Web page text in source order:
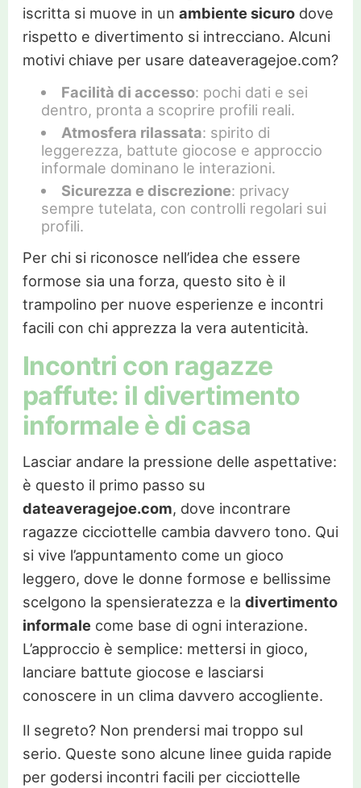
iscritta si muove in un ambiente sicurodove
rispetto e divertimento si intrecciano. Alcuni
motivi chiave per usare dateaveragejoe.com?
Facilità di accesso: pochi dati e sei
dentro, pronta a scoprire profili reali.
Atmosfera rilassata: spirito di
leggerezza, battute giocose e approccio
informale dominano le interazioni.
Sicurezza e discrezione: privacy
sempre tutelata, con controlli regolari sui
profili.
Per chi si riconosce nell’idea che essere
formose sia una forza, questo sito è il
trampolino per nuove esperienze e incontri
facili con chi apprezza la vera autenticità.
Incontri con ragazze
paffute: il divertimento
informale è di casa
Lasciar andare la pressione delle aspettative:
è questo il primo passo su
dateaveragejoe.com, dove incontrare
ragazze cicciottelle cambia davvero tono. Qui
si vive l’appuntamento come un gioco
leggero, dove le donne formose e bellissime
scelgono la spensieratezza e la divertimento
informalecome base di ogni interazione.
L’approccio è semplice: mettersi in gioco,
lanciare battute giocose e lasciarsi
conoscere in un clima davvero accogliente.
Il segreto? Non prendersi mai troppo sul
serio. Queste sono alcune linee guida rapide
per godersi incontri facili per cicciottelle